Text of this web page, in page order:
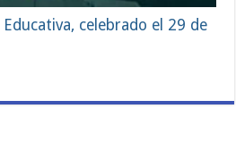
Educativa, celebrado el 29 de